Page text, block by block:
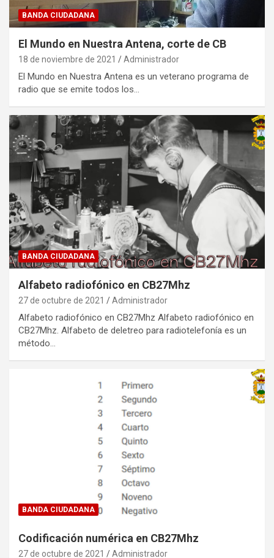
BANDA CIUDADANA
El Mundo en Nuestra Antena, corte de CB
18 de noviembre de 2021 Administrador
El Mundo en Nuestra Antena es un veterano programa de
radio que se emite todos los…
BANDA CIUDADANA
Alfabeto radiofónico en CB27Mhz
27 de octubre de 2021 Administrador
Alfabeto radiofónico en CB27Mhz Alfabeto radiofónico en
CB27Mhz. Alfabeto de deletreo para radiotelefonía es un
método…
BANDA CIUDADANA
Codificación numérica en CB27Mhz
27 de octubre de 2021 Administrador